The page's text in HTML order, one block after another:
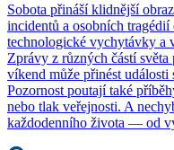
Sobota přináší klidnější
incidentů a osobních
technologické vychytávky a
Zprávy z různých částí
víkend může přinést
Pozornost poutají také
nebo tlak veřejnosti. A
každodenního života — od